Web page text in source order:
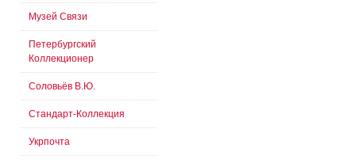
Музей Связи
Петербургский
Коллекционер
Соловьёв В.Ю.
Стандарт-Коллекция
Укрпочта